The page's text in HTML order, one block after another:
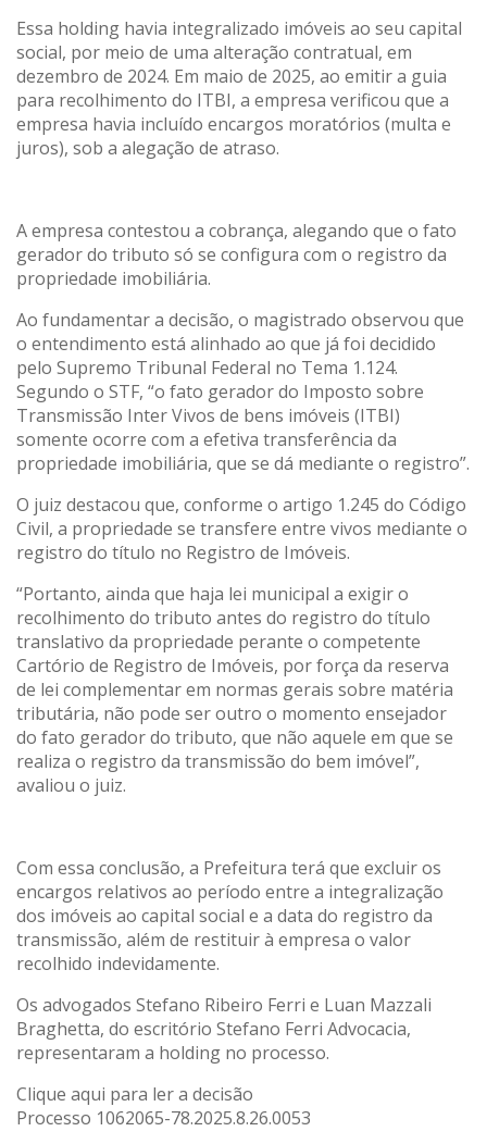
Essa holding havia integralizado imóveis ao seu capital
social, por meio de uma alteração contratual, em
dezembro de 2024. Em maio de 2025, ao emitir a guia
para recolhimento do ITBI, a empresa verificou que a
empresa havia incluído encargos moratórios (multa e
juros), sob a alegação de atraso.
A empresa contestou a cobrança, alegando que o fato
gerador do tributo só se configura com o registro da
propriedade imobiliária.
Ao fundamentar a decisão, o magistrado observou que
o entendimento está alinhado ao que já foi decidido
pelo Supremo Tribunal Federal no Tema 1.124.
Segundo o STF, “o fato gerador do Imposto sobre
Transmissão Inter Vivos de bens imóveis (ITBI)
somente ocorre com a efetiva transferência da
propriedade imobiliária, que se dá mediante o registro”.
O juiz destacou que, conforme o artigo 1.245 do Código
Civil, a propriedade se transfere entre vivos mediante o
registro do título no Registro de Imóveis.
“Portanto, ainda que haja lei municipal a exigir o
recolhimento do tributo antes do registro do título
translativo da propriedade perante o competente
Cartório de Registro de Imóveis, por força da reserva
de lei complementar em normas gerais sobre matéria
tributária, não pode ser outro o momento ensejador
do fato gerador do tributo, que não aquele em que se
realiza o registro da transmissão do bem imóvel”,
avaliou o juiz.
Com essa conclusão, a Prefeitura terá que excluir os
encargos relativos ao período entre a integralização
dos imóveis ao capital social e a data do registro da
transmissão, além de restituir à empresa o valor
recolhido indevidamente.
Os advogados Stefano Ribeiro Ferri e Luan Mazzali
Braghetta, do escritório Stefano Ferri Advocacia,
representaram a holding no processo.
Clique aqui para ler a decisão
Processo 1062065-78.2025.8.26.0053